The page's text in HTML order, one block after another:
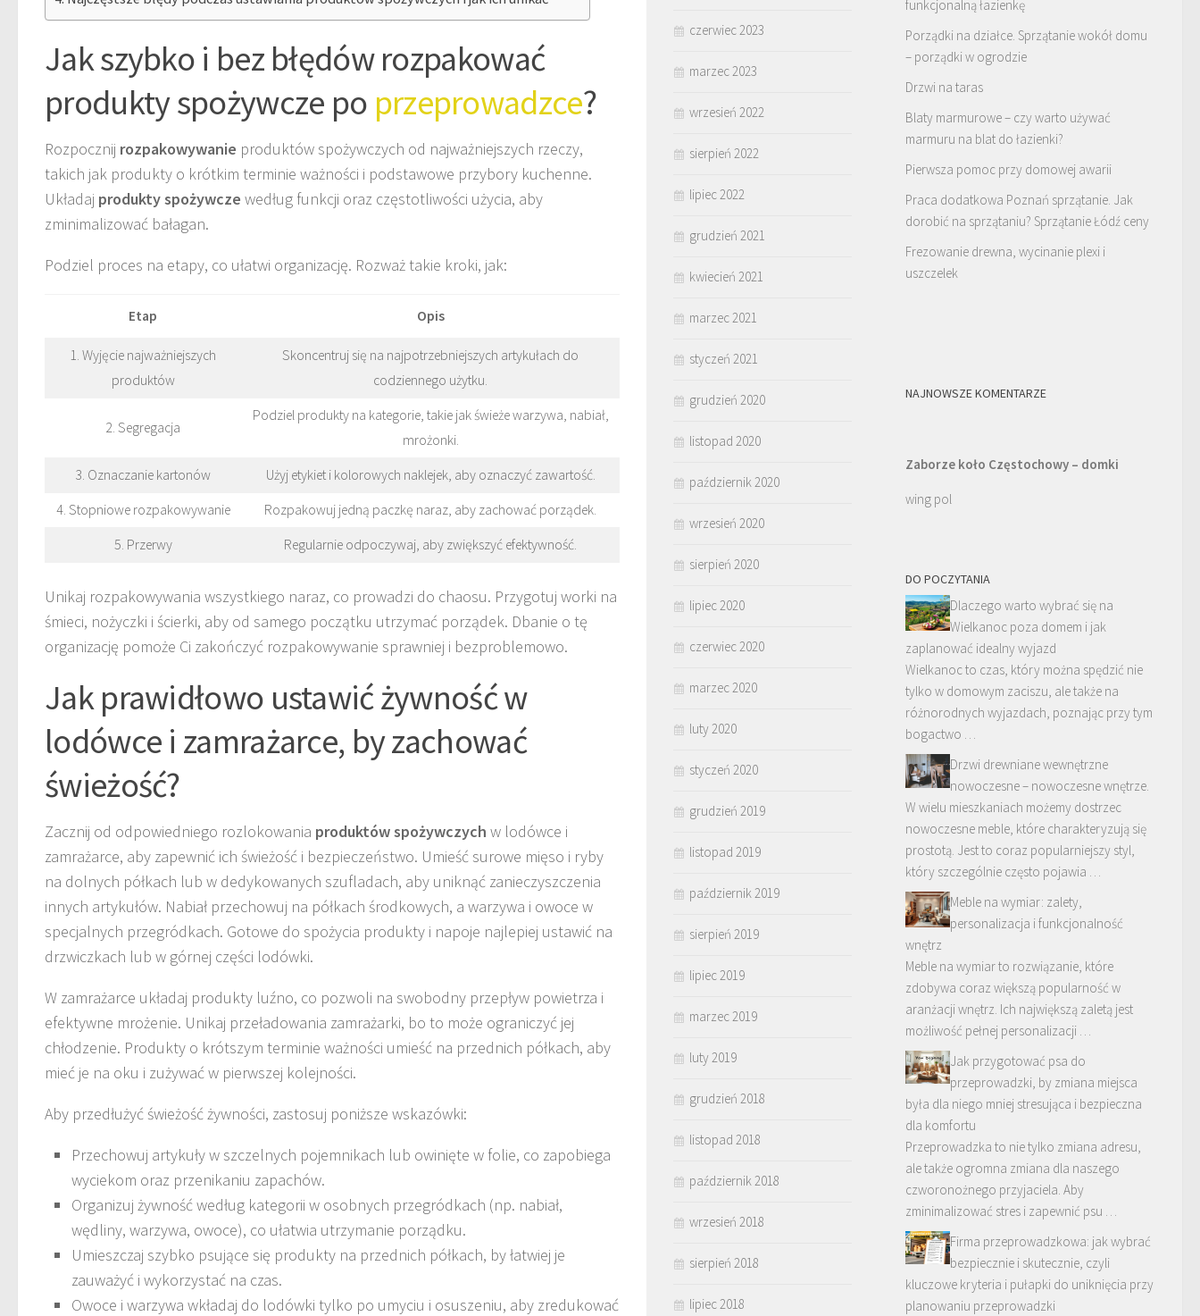
Jak szybko i bez błędów rozpakować
produkty spożywcze po przeprowadzce?
Rozpocznij rozpakowywanie produktów spożywczych od najważniejszych rzeczy,
takich jak produkty o krótkim terminie ważności i podstawowe przybory kuchenne.
Układaj produkty spożywcze według funkcji oraz częstotliwości użycia, aby
zminimalizować bałagan.
Podziel proces na etapy, co ułatwi organizację. Rozważ takie kroki, jak:
Etap Opis
1. Wyjęcie najważniejszych
produktów
Skoncentruj się na najpotrzebniejszych artykułach do
codziennego użytku.
2. Segregacja
Podziel produkty na kategorie, takie jak świeże warzywa, nabiał,
mrożonki.
3. Oznaczanie kartonów Użyj etykiet i kolorowych naklejek, aby oznaczyć zawartość.
4. Stopniowe rozpakowywanie Rozpakowuj jedną paczkę naraz, aby zachować porządek.
5. Przerwy Regularnie odpoczywaj, aby zwiększyć efektywność.
Unikaj rozpakowywania wszystkiego naraz, co prowadzi do chaosu. Przygotuj worki na
śmieci, nożyczki i ścierki, aby od samego początku utrzymać porządek. Dbanie o tę
organizację pomoże Ci zakończyć rozpakowywanie sprawniej i bezproblemowo.
Jak prawidłowo ustawić żywność w
lodówce i zamrażarce, by zachować
świeżość?
Zacznij od odpowiedniego rozlokowania produktów spożywczych w lodówce i
zamrażarce, aby zapewnić ich świeżość i bezpieczeństwo. Umieść surowe mięso i ryby
na dolnych półkach lub w dedykowanych szufladach, aby uniknąć zanieczyszczenia
innych artykułów. Nabiał przechowuj na półkach środkowych, a warzywa i owoce w
specjalnych przegródkach. Gotowe do spożycia produkty i napoje najlepiej ustawić na
drzwiczkach lub w górnej części lodówki.
W zamrażarce układaj produkty luźno, co pozwoli na swobodny przepływ powietrza i
efektywne mrożenie. Unikaj przeładowania zamrażarki, bo to może ograniczyć jej
chłodzenie. Produkty o krótszym terminie ważności umieść na przednich półkach, aby
mieć je na oku i zużywać w pierwszej kolejności.
Aby przedłużyć świeżość żywności, zastosuj poniższe wskazówki:
Przechowuj artykuły w szczelnych pojemnikach lub owinięte w folie, co zapobiega
wyciekom oraz przenikaniu zapachów.
Organizuj żywność według kategorii w osobnych przegródkach (np. nabiał,
wędliny, warzywa, owoce), co ułatwia utrzymanie porządku.
Umieszczaj szybko psujące się produkty na przednich półkach, by łatwiej je
zauważyć i wykorzystać na czas.
Owoce i warzywa wkładaj do lodówki tylko po umyciu i osuszeniu, aby zredukować
funkcjonalną łazienkę
Porządki na działce. Sprzątanie wokół domu
– porządki w ogrodzie
Drzwi na taras
Blaty marmurowe – czy warto używać
marmuru na blat do łazienki?
Pierwsza pomoc przy domowej awarii
Praca dodatkowa Poznań sprzątanie. Jak
dorobić na sprzątaniu? Sprzątanie Łódź ceny
Frezowanie drewna, wycinanie plexi i
uszczelek
NAJNOWSZE KOMENTARZE
Zaborze koło Częstochowy – domki
wing pol
DO POCZYTANIA
Dlaczego warto wybrać się na
Wielkanoc poza domem i jak
zaplanować idealny wyjazd
Wielkanoc to czas, który można spędzić nie
tylko w domowym zaciszu, ale także na
różnorodnych wyjazdach, poznając przy tym
bogactwo …
Drzwi drewniane wewnętrzne
nowoczesne – nowoczesne wnętrze.
W wielu mieszkaniach możemy dostrzec
nowoczesne meble, które charakteryzują się
prostotą. Jest to coraz popularniejszy styl,
który szczególnie często pojawia …
Meble na wymiar: zalety,
personalizacja i funkcjonalność
wnętrz
Meble na wymiar to rozwiązanie, które
zdobywa coraz większą popularność w
aranżacji wnętrz. Ich największą zaletą jest
możliwość pełnej personalizacji …
Jak przygotować psa do
przeprowadzki, by zmiana miejsca
była dla niego mniej stresująca i bezpieczna
dla komfortu
Przeprowadzka to nie tylko zmiana adresu,
ale także ogromna zmiana dla naszego
czworonożnego przyjaciela. Aby
zminimalizować stres i zapewnić psu …
Firma przeprowadzkowa: jak wybrać
bezpiecznie i skutecznie, czyli
kluczowe kryteria i pułapki do uniknięcia przy
planowaniu przeprowadzki
czerwiec 2023
marzec 2023
wrzesień 2022
sierpień 2022
lipiec 2022
grudzień 2021
kwiecień 2021
marzec 2021
styczeń 2021
grudzień 2020
listopad 2020
październik 2020
wrzesień 2020
sierpień 2020
lipiec 2020
czerwiec 2020
marzec 2020
luty 2020
styczeń 2020
grudzień 2019
listopad 2019
październik 2019
sierpień 2019
lipiec 2019
marzec 2019
luty 2019
grudzień 2018
listopad 2018
październik 2018
wrzesień 2018
sierpień 2018
lipiec 2018